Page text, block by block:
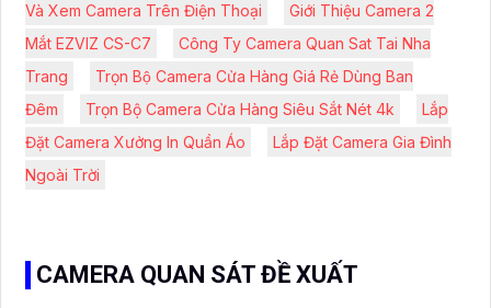
Và Xem Camera Trên Điện Thoại
Giới Thiệu Camera 2
Mắt EZVIZ CS-C7
Công Ty Camera Quan Sat Tai Nha
Trang
Trọn Bộ Camera Cửa Hàng Giá Rẻ Dùng Ban
Đêm
Trọn Bộ Camera Cửa Hàng Siêu Sắt Nét 4k
Lắp
Đặt Camera Xưởng In Quần Áo
Lắp Đặt Camera Gia Đình
Ngoài Trời
CAMERA QUAN SÁT ĐỀ XUẤT